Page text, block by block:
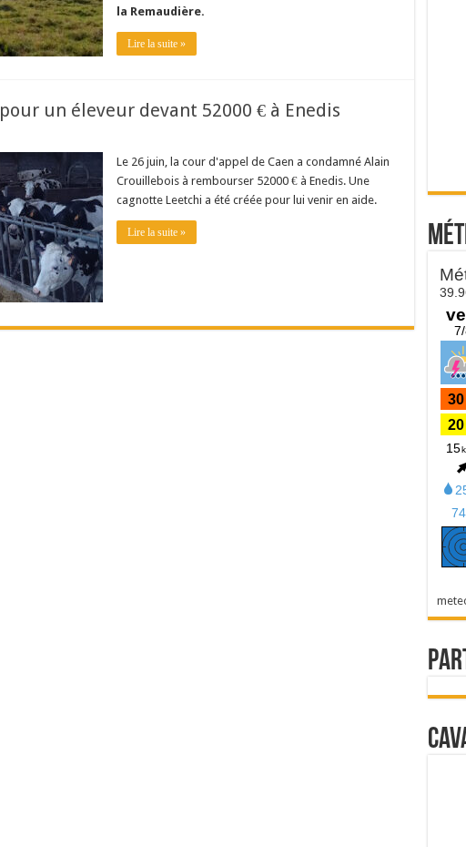
la Remaudière.
Lire la suite »
un éleveur devant 52000 € à Enedis
Le 26 juin, la cour d'appel de Caen a condamné Alain
Crouillebois à rembourser 52000 € à Enedis. Une
cagnotte Leetchi a été créée pour lui venir en aide.
Lire la suite »